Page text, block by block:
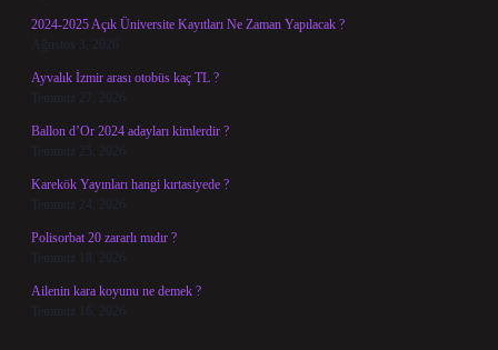
2024-2025 Açık Üniversite Kayıtları Ne Zaman Yapılacak ?
Ağustos 3, 2026
Ayvalık İzmir arası otobüs kaç TL ?
Temmuz 27, 2026
Ballon d’Or 2024 adayları kimlerdir ?
Temmuz 25, 2026
Karekök Yayınları hangi kırtasiyede ?
Temmuz 24, 2026
Polisorbat 20 zararlı mıdır ?
Temmuz 18, 2026
Ailenin kara koyunu ne demek ?
Temmuz 16, 2026